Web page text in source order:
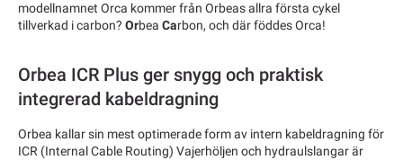
modellnamnet Orca kommer från Orbeas allra första cykel
tillverkad i carbon? Orbea Carbon, och där föddes Orca!
Orbea ICR Plus ger snygg och praktisk
integrerad kabeldragning
Orbea kallar sin mest optimerade form av intern kabeldragning för
ICR (Internal Cable Routing) Vajerhöljen och hydraulslangar är